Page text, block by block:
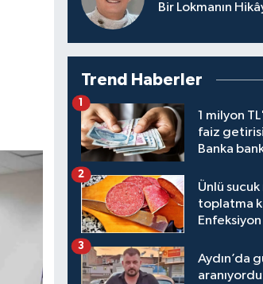
Bir Lokmanın
Trend Haberler
1 milyon
faiz
Banka
1
Ünlü sucuk
toplatma
2
Aydın’da
3